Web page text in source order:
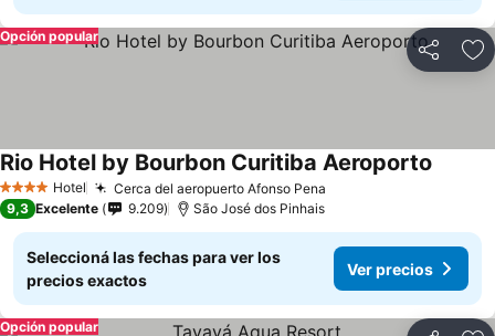
Compartir
Opción popular
4 EstrellasHotel Cerca del aeropuerto Afonso Pena
Rio Hotel by Bourbon Curitiba Aeroporto
9,3 Excelente 9.209 São José dos Pinhais
Seleccioná las fechas para ver los
precios exactos
Ver precios
Opción popular